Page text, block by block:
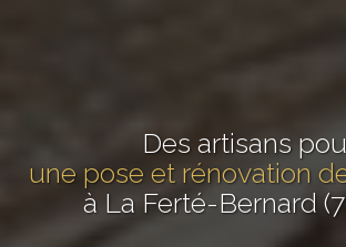
Des artisans
une pose et rénovation
à La Ferté-Bernard